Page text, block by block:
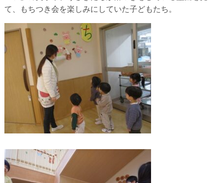
て、もちつき会を楽しみにしていた子どもたち。